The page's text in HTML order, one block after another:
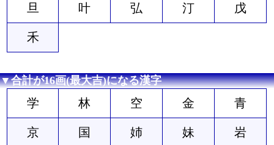
旦 叶 弘 汀 戊
禾
▼合計が16画(最大吉)になる漢字
学 林 空 金 青
京 国 姉 妹 岩